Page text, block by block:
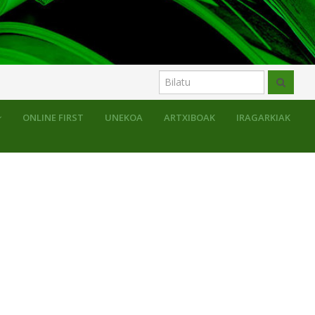
ONLINE FIRST UNEKOA ARTXIBOAK IRAGARKIAK